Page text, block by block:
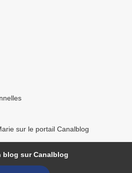
sur le portail Canalblog
blog sur Canalblog